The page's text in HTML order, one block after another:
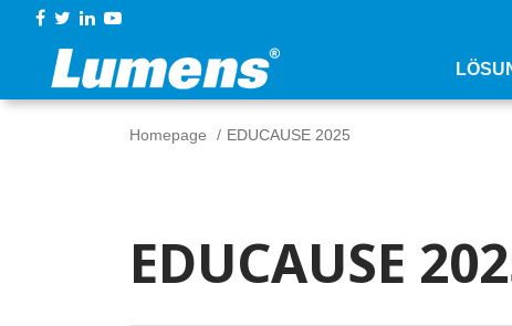
Homepage EDUCAUSE 2025
EDUCAUSE